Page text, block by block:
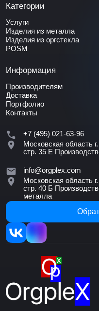
Категории
Услуги
Изделия из металла
Изделия из оргстекла
POSM
Информация
Производителям
Доставка
Портфолио
Контакты
+7 (495) 021-63-96
Московская область
стр. 35 Е
info@orgplex.com
Московская область
стр. 40 Б
металла